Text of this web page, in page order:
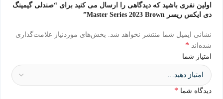
اولین نفری باشید که دیدگاهی را ارسال می کنید برای “صندلی گیمینگ
دی ایکس ریسر Master Series 2023 Brown”
نشانی ایمیل شما منتشر نخواهد شد. بخش‌های موردنیاز علامت‌گذاری
شده‌اند *
امتیاز شما
دیدگاه شما *